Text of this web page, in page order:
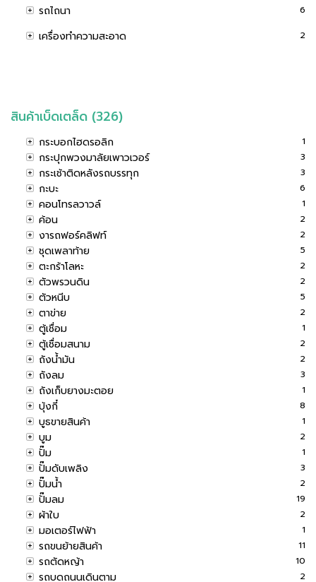
รถไถนา 6
เครื่องทำความสะอาด 2
สินค้าเบ็ดเตล็ด (326)
กระบอกไฮดรอลิก 1
กระปุกพวงมาลัยเพาวเวอร์ 3
กระเช้าติดหลังรถบรรทุก 3
กะบะ 6
คอนโทรลวาวล์ 1
ค้อน 2
งารถฟอร์คลิฟท์ 2
ชุดเพลาท้าย 5
ตะกร้าโลหะ 2
ตัวพรวนดิน 2
ตัวหนีบ 5
ตาข่าย 2
ตู้เชื่อม 1
ตู้เชื่อมสนาม 2
ถังน้ำมัน 2
ถังลม 3
ถังเก็บยางมะตอย 1
บุ้งกี๋ 8
บูธขายสินค้า 1
บูม 2
ปั๊ม 1
ปั๊มดับเพลิง 3
ปั๊มน้ำ 2
ปั๊มลม 19
ผ้าใบ 2
มอเตอร์ไฟฟ้า 1
รถขนย้ายสินค้า 11
รถตัดหญ้า 10
รถบดถนนเดินตาม 2